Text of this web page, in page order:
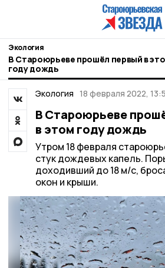
Экология
В Староюрьеве прошёл первый в
году дождь
Экология 18 февраля 2022,
В Староюрьеве
в этом году дождь
Утром 18 февраля
стук дождевых капель.
доходивший до 18 м/с,
окон и крыши.